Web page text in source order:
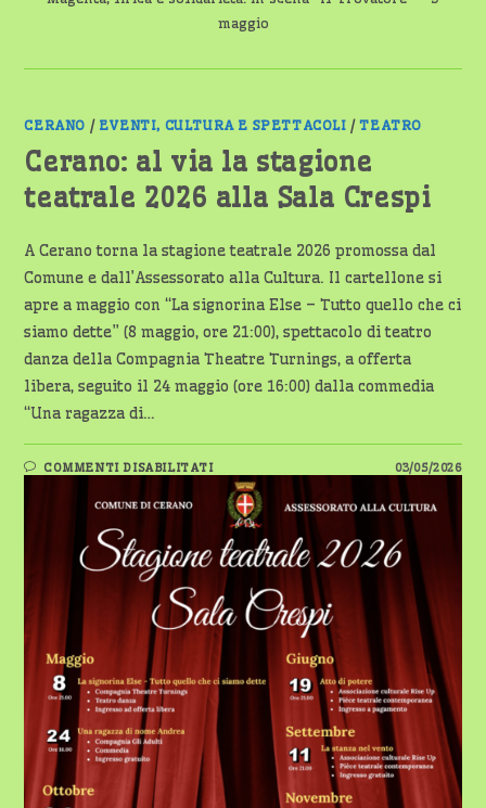
maggio
CERANO / EVENTI, CULTURA E SPETTACOLI /TEATRO
Cerano: al via la stagione
teatrale 2026 alla Sala Crespi
A Cerano torna la stagione teatrale 2026 promossa dal
Comune e dall’Assessorato alla Cultura. Il cartellone si
apre a maggio con “La signorina Else – Tutto quello che ci
siamo dette” (8 maggio, ore 21:00), spettacolo di teatro
danza della Compagnia Theatre Turnings, a offerta
libera, seguito il 24 maggio (ore 16:00) dalla commedia
“Una ragazza di…
COMMENTI DISABILITATISU
CERANO:
AL
VIA
LA
STAGIONE
TEATRALE
2026
ALLA
SALA
CRESPI
03/05/2026